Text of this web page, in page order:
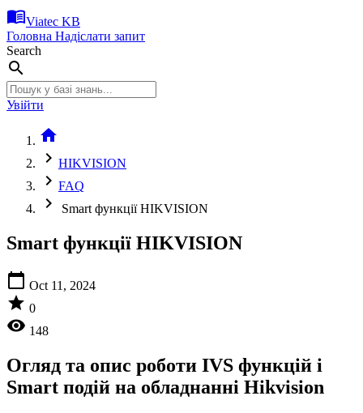
menu_bookViatec KB
Головна Надіслати запит
Search
search
Увійти
home
chevron_right HIKVISION
chevron_right FAQ
chevron_right Smart функції HIKVISION
Smart функції HIKVISION
calendar_today Oct 11, 2024
star 0
visibility 148
Огляд та опис роботи IVS функцій і
Smart подій на обладнанні Hikvision